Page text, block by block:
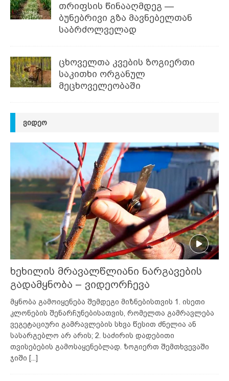
თრიფსის წინააღმდეგ —
ბუნებრივი გზა მავნებელთან
საბრძოლველად
ცხოველთა კვების ზოგიერთი
საკითხი ორგანულ
მეცხოველეობაში
ᲕᲘᲓᲔᲝ
ხეხილის მრავალწლიანი ნარგავების
გადამყნობა – ვიდეორჩევა
მყნობა გამოიყენება შემდეგი მიზნებისთვის 1. ისეთი
კლონების შენარჩუნებისათვის, რომელთა გამრავლება
ვეგეტაციური გამრავლების სხვა წესით ძნელია ან
სასარგებლო არ არის; 2. საძირის დადებითი
თვისებების გამოსაყენებლად. ზოგიერთ შემთხვევაში
ჯიში [...]